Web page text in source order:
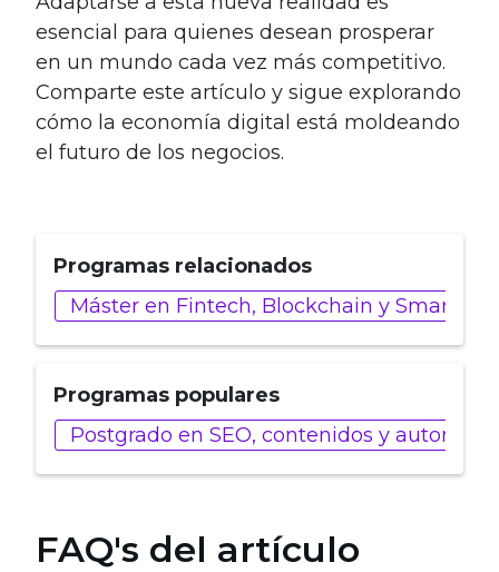
esencial para quienes desean prosperar
en un mundo cada vez más competitivo.
Comparte este artículo y sigue explorando
cómo la economía digital está moldeando
el futuro de los negocios.
Programas relacionados
Máster en Fintech, Blockchain y Smart
Programas populares
Postgrado en SEO, contenidos y
FAQ's del artículo